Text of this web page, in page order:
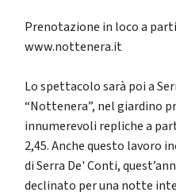
Prenotazione in loco a
www.nottenera.it
Lo spettacolo sarà poi a
“Nottenera”, nel giardino
innumerevoli repliche a
2,45. Anche questo lavoro
di Serra De' Conti,
declinato per una notte